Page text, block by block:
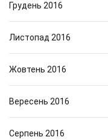
Грудень 2016
Листопад 2016
Жовтень 2016
Вересень 2016
Серпень 2016